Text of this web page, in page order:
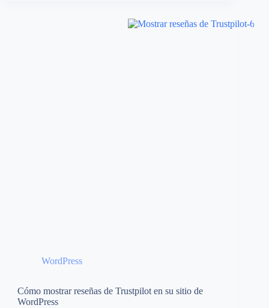
WordPress
Cómo mostrar reseñas de Trustpilot en su sitio de
WordPress